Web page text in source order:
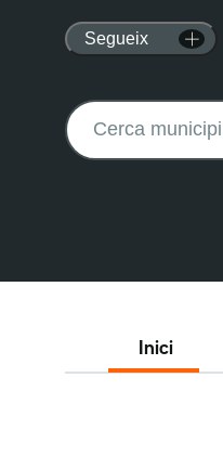
Segueix
Buscar:
Inici